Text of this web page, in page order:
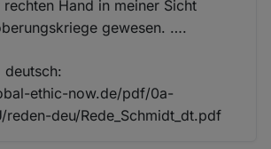
Hand in meiner Sicht
gewesen. ….
deutsch:
ethic-now.de/pdf/0a-
reden-deu/Rede_Schmidt_dt.pdf